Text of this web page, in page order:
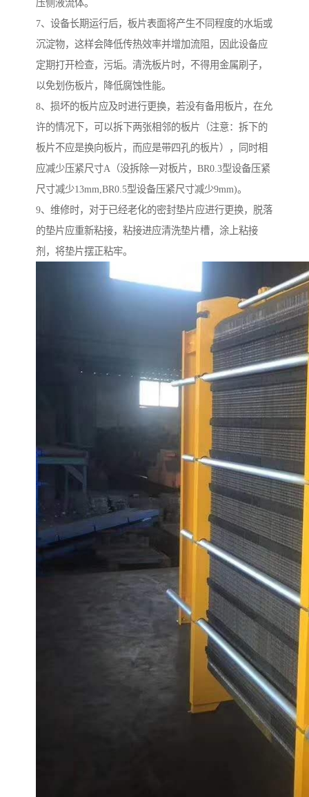
压侧液流体。
7、设备长期运行后，板片表面将产生不同程度的水垢或
沉淀物，这样会降低传热效率并增加流阻，因此设备应
定期打开检查，污垢。清洗板片时，不得用金属刷子，
以免划伤板片，降低腐蚀性能。
8、损坏的板片应及时进行更换，若没有备用板片，在允
许的情况下，可以拆下两张相邻的板片（注意：拆下的
板片不应是换向板片，而应是带四孔的板片），同时相
应减少压紧尺寸A（没拆除一对板片，BR0.3型设备压紧
尺寸减少13mm,BR0.5型设备压紧尺寸减少9mm)。
9、维修时，对于已经老化的密封垫片应进行更换，脱落
的垫片应重新粘接，粘接进应清洗垫片槽，涂上粘接
剂，将垫片摆正粘牢。